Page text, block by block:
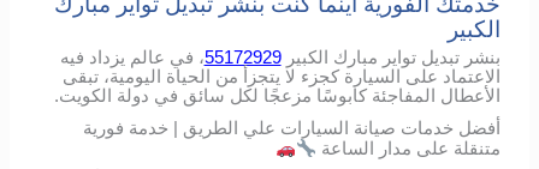
الكبير
بنشر تبديل تواير مبارك الكبير55172929، في عالم يزداد فيه
الاعتماد على السيارة كجزء لا يتجزأ من الحياة اليومية، تبقى
الأعطال المفاجئة كابوسًا مزعجًا لكل سائق في دولة الكويت.
أفضل خدمات صيانة السيارات علي الطريق | خدمة فورية
متنقلة على مدار الساعة